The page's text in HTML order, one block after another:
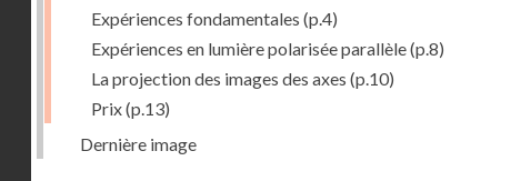
Expériences fondamentales (p.4)
Expériences en lumière polarisée parallèle(p.8)
La projection des images des axes (p.10)
Prix(p.13)
Dernière image